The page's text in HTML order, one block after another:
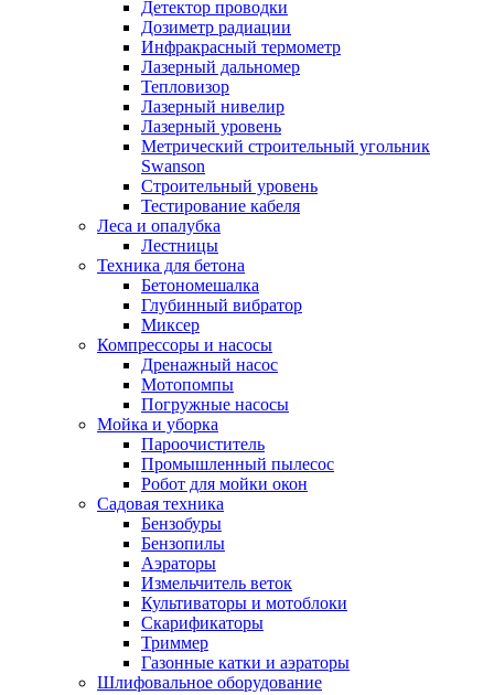
Детектор проводки
Дозиметр радиации
Инфракрасный термометр
Лазерный дальномер
Тепловизор
Лазерный нивелир
Лазерный уровень
Метрический строительный угольник
Swanson
Строительный уровень
Тестирование кабеля
Леса и опалубка
Лестницы
Техника для бетона
Бетономешалка
Глубинный вибратор
Миксер
Компрессоры и насосы
Дренажный насос
Мотопомпы
Погружные насосы
Мойка и уборка
Пароочиститель
Промышленный пылесос
Робот для мойки окон
Садовая техника
Бензобуры
Бензопилы
Аэраторы
Измельчитель веток
Культиваторы и мотоблоки
Скарификаторы
Триммер
Газонные катки и аэраторы
Шлифовальное оборудование